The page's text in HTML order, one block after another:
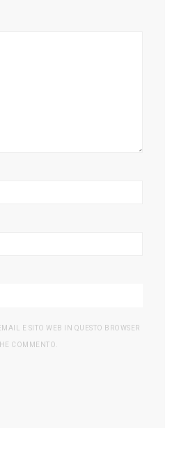
E SITO WEB IN QUESTO BROWSER
COMMENTO.